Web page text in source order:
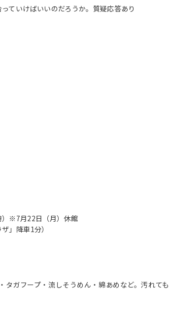
ていけばいいのだろうか。質疑応答あり
）※7月22日（月）休館
」降車1分）
ガフープ・流しそうめん・綿あめなど。汚れて